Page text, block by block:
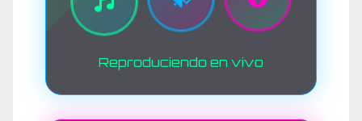
Reproduciendo en vivo